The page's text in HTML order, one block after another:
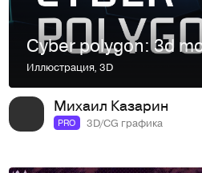
Иллюстрация,3D
Михаил Казарин
PRO 3D/CG графика